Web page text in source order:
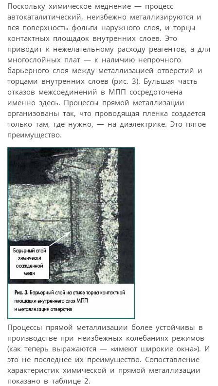
Поскольку химическое меднение — процесс
автокаталитический, неизбежно металлизируются и
вся поверхность фольги наружного слоя, и торцы
контактных площадок внутренних слоев. Это
приводит к нежелательному расходу реагентов, а для
многослойных плат — к наличию непрочного
барьерного слоя между металлизацией отверстий и
торцами внутренних слоев (рис. 3). Бульшая часть
отказов межсоединений в МПП сосредоточена
именно здесь. Процессы прямой металлизации
организованы так, что проводящая пленка создается
только там, где нужно, — на диэлектрике. Это пятое
преимущество.
Процессы прямой металлизации более устойчивы в
производстве при неизбежных колебаниях режимов
(как теперь выражаются — «имеют широкие окна»). И
это не последнее их преимущество. Сопоставление
характеристик химической и прямой металлизации
показано в таблице 2.